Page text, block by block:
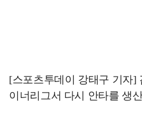
[스포츠투데이 강태구 기자]
이너리그서 다시 안타를 생